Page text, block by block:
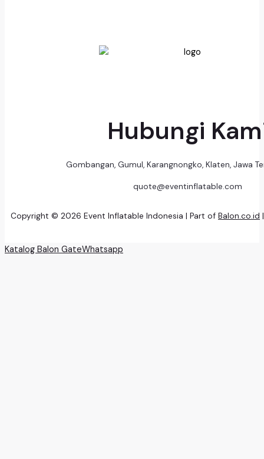
Hubungi
Gombangan, Gumul, Karangnongko, Klaten, Jawa
quote@eventinflatable.com
Copyright © 2026 Event Inflatable Indonesia | Part of Balon.co.id
Katalog Balon GateWhatsapp